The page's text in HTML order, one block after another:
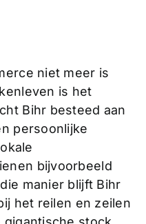
niet meer is
is het
Bihr besteed aan
persoonlijke
bijvoorbeeld
manier blijft Bihr
het reilen en zeilen